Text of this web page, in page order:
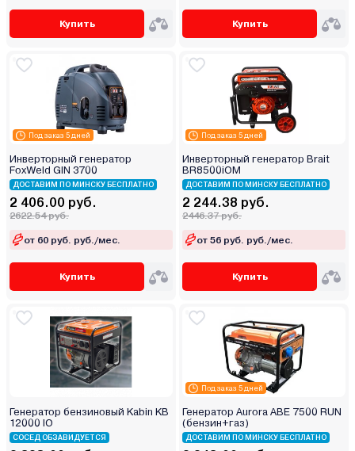
Купить Купить
Под заказ 5 дней
Инверторный генератор
FoxWeld GIN 3700
ДОСТАВИМ ПО МИНСКУ БЕСПЛАТНО
2 406.00 руб.
2622.54 руб.
от 60 руб. руб./мес.
Купить
Под заказ 5 дней
Инверторный генератор Brait
BR8500iOM
ДОСТАВИМ ПО МИНСКУ БЕСПЛАТНО
2 244.38 руб.
2446.37 руб.
от 56 руб. руб./мес.
Купить
Генератор бензиновый Kabin KB
12000 IО
СОСЕД ОБЗАВИДУЕТСЯ
Под заказ 5 дней
Генератор Aurora ABE 7500 RUN
(бензин+газ)
ДОСТАВИМ ПО МИНСКУ БЕСПЛАТНО